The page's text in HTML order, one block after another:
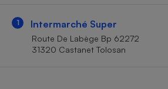
1 Intermarché Super
Route De Labège Bp 62272
31320 Castanet Tolosan